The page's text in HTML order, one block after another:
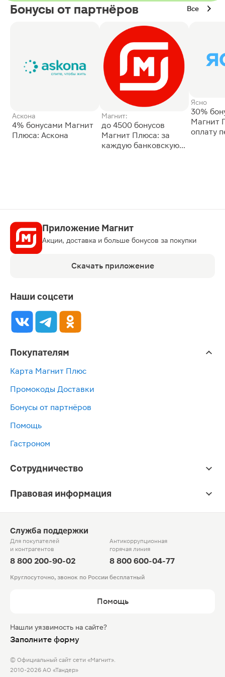
Бонусы от партнёров Все
Аскона
4% бонусами Магнит
Плюса: Аскона
Магнит:
до 4500 бонусов
Магнит Плюса: за
каждую банковскую
Ясно
30%
Магнит
оплату
Приложение Магнит
Акции, доставка и больше бонусов за покупки
Скачать приложение
Наши соцсети
Покупателям
Карта Магнит Плюс
Промокоды Доставки
Бонусы от партнёров
Помощь
Гастроном
Сотрудничество
Правовая информация
Служба поддержки
Для покупателей
и контрагентов
8 800 200-90-02
Антикоррупционная
горячая линия
8 800 600-04-77
Круглосуточно, звонок по России бесплатный
Помощь
Нашли уязвимость на сайте?
Заполните форму
© Официальный сайт сети «Магнит».
2010-2026 АО «Тандер»